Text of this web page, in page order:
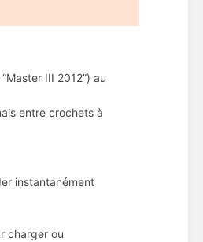
III 2012”) au
entre crochets à
instantanément
charger ou